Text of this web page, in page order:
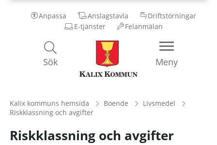
Anpassa Anslagstavla
Driftstörningar
E-tjänster
Felanmälan
Kalix
Kommun
Meny
Sök
Kalix kommuns hemsida Boende
Livsmedel
Riskklassning och avgifter
Riskklassning och avgifter